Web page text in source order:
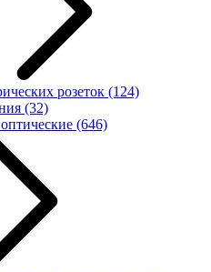
розеток (124)
(32)
(646)